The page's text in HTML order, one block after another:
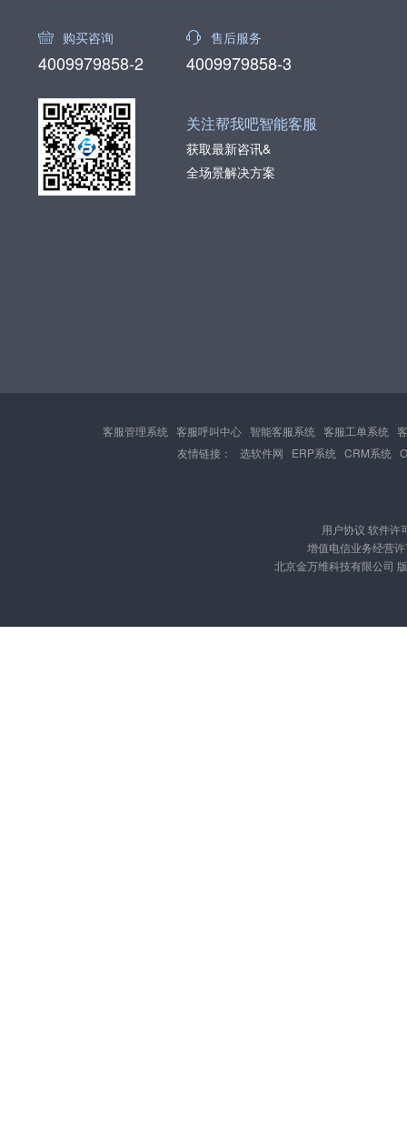
购买咨询
4009979858-2
售后服务
4009979858-3
关注帮我吧智能客服
获取最新咨讯&
全场景解决方案
客服管理系统 客服呼叫中心 智能客服系统 客服工单系统
友情链接：
选软件网 ERP系统 CRM系统
用户协议 软件许
增值电信业务经营
北京金万维科技有限公司